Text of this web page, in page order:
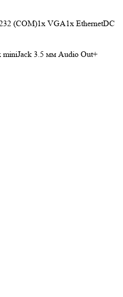
(COM)1x VGA1x EthernetDC
3.5 мм Audio Out+